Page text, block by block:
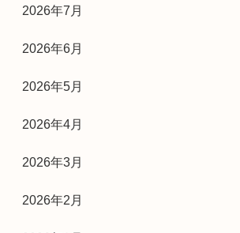
2026年7月
2026年6月
2026年5月
2026年4月
2026年3月
2026年2月